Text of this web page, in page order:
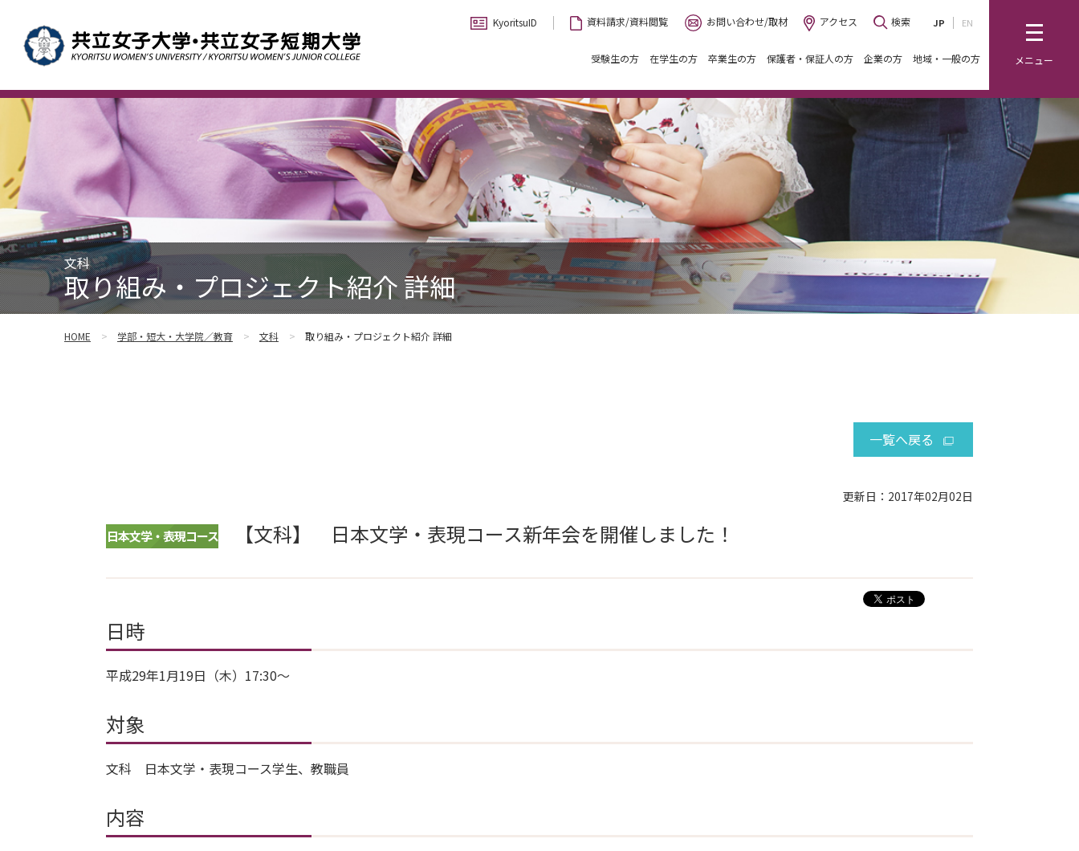
メニュー
検索 JP EN
KyoritsuID 資料請求/資料閲覧 お問い合わせ/取材 アクセス
受験生の方 在学生の方 卒業生の方 保護者・保証人の方 企業の方 地域・一般の方
文科
取り組み・プロジェクト紹介 詳細
HOME 学部・短大・大学院／教育 文科 取り組み・プロジェクト紹介 詳細
一覧へ戻る
更新日：2017年02月02日
日本文学・表現コース 【文科】 日本文学・表現コース新年会を開催しました！
日時
平成29年1月19日（木）17:30～
対象
文科 日本文学・表現コース学生、教職員
内容